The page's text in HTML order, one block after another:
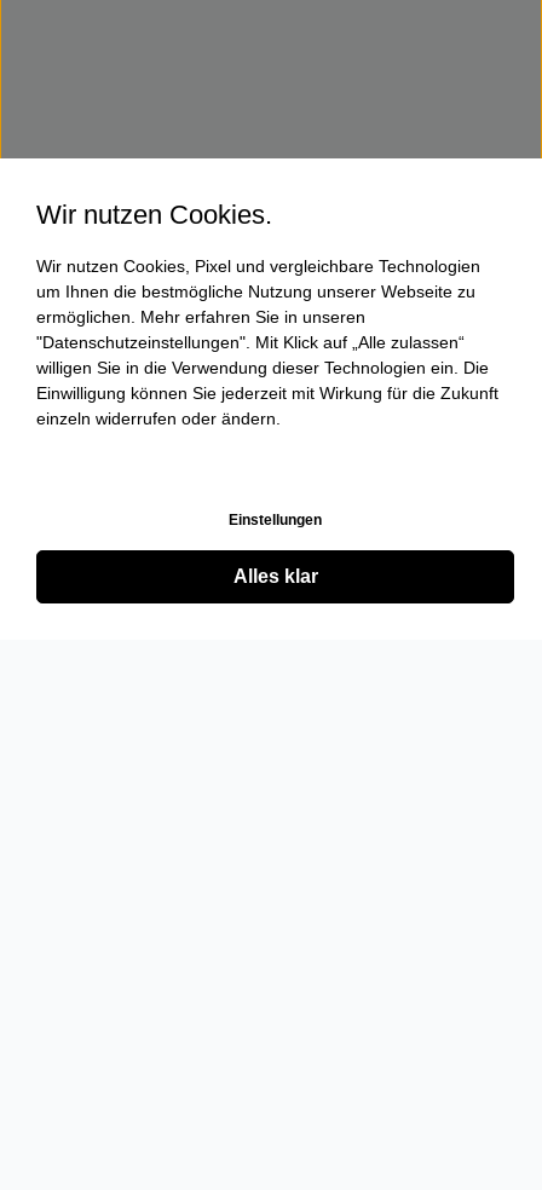
Wir nutzen Cookies.
Wir nutzen Cookies, Pixel und vergleichbare Technologien
um Ihnen die bestmögliche Nutzung unserer Webseite zu
ermöglichen. Mehr erfahren Sie in unseren
"Datenschutzeinstellungen". Mit Klick auf „Alle zulassen“
willigen Sie in die Verwendung dieser Technologien ein. Die
Einwilligung können Sie jederzeit mit Wirkung für die Zukunft
einzeln widerrufen oder ändern.
Einstellungen
Alles klar